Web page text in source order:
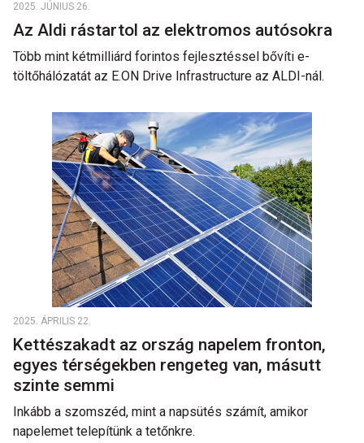
2025. JÚNIUS 26.
Az Aldi rástartol az elektromos autósokra
Több mint kétmilliárd forintos fejlesztéssel bővíti e-
töltőhálózatát az E.ON Drive Infrastructure az ALDI-nál.
2025. ÁPRILIS 22.
Kettészakadt az ország napelem fronton,
egyes térségekben rengeteg van, másutt
szinte semmi
Inkább a szomszéd, mint a napsütés számít, amikor
napelemet telepítünk a tetőnkre.